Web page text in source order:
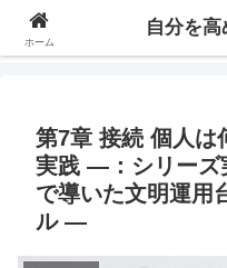
自分の価値を高めるための学びに
第7章 接続 個人
実践 ―：シリーズ
で導いた文明運用
ル ―
ホーム
自分を